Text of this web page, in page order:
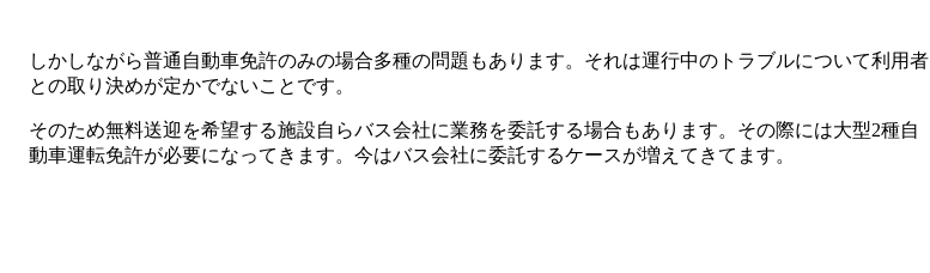
しかしながら普通自動車免許のみの場合多種の問題もあります。それは運行中のトラブルについて利用者
との取り決めが定かでないことです。
そのため無料送迎を希望する施設自らバス会社に業務を委託する場合もあります。その際には大型2種自
動車運転免許が必要になってきます。今はバス会社に委託するケースが増えてきてます。